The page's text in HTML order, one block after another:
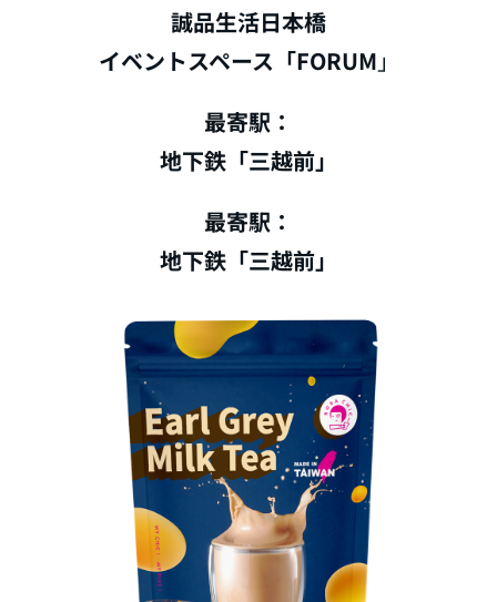
誠品生活日本橋
イベントスペース「FORUM 」
最寄駅：
地下鉄「三越前」
最寄駅：
地下鉄「三越前」